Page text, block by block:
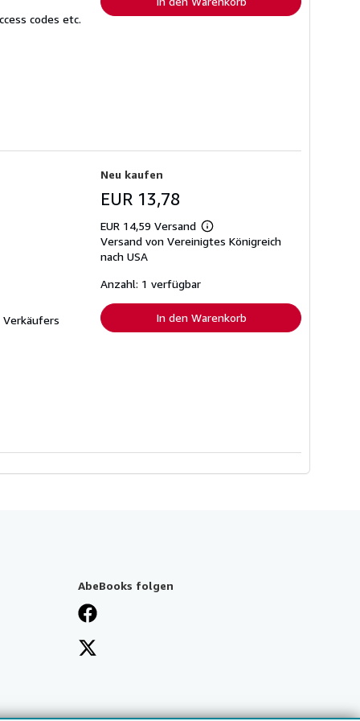
codes etc.
Neu kaufen
EUR 13,78
EUR 14,59 Versand
Weitere
Informationen
Versand von Vereinigtes Königreich
nach USA
Anzahl: 1 verfügbar
In den Warenkorb
AbeBooks folgen